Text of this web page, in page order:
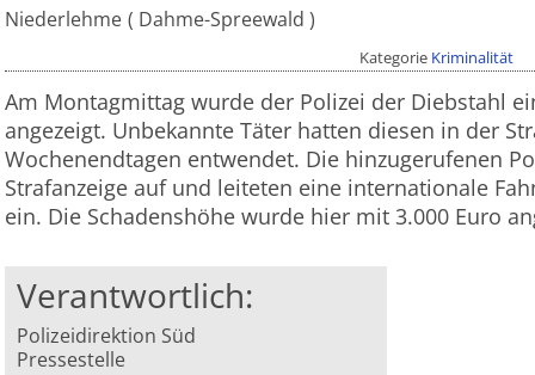
Niederlehme Dahme-Spreewald
Kategorie Kriminalität
Am Montagmittag wurde der Polizei der Diebstahl
angezeigt. Unbekannte Täter hatten diesen in der
Wochenendtagen entwendet. Die hinzugerufenen
Strafanzeige auf und leiteten eine internationale
ein. Die Schadenshöhe wurde hier mit 3.000 Euro
Verantwortlich:
Polizeidirektion Süd
Pressestelle